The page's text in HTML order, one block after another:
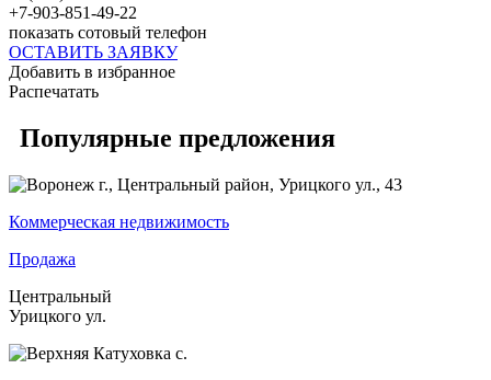
+7-903-851-49-22
показать сотовый телефон
ОСТАВИТЬ ЗАЯВКУ
Добавить в избранное
Распечатать
Популярные предложения
Коммерческая недвижимость
Продажа
Центральный
Урицкого ул.